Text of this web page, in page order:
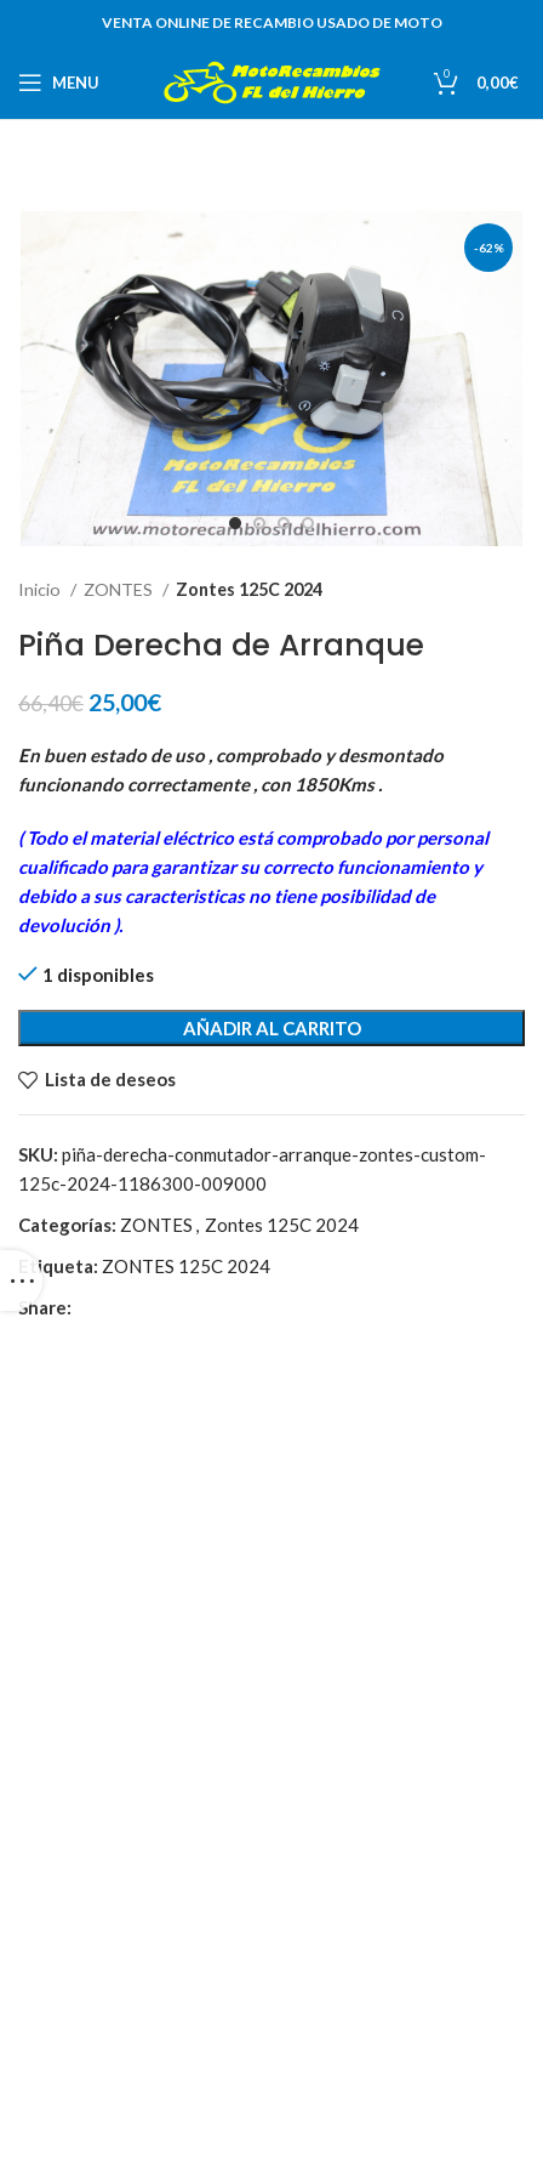
VENTA ONLINE DE RECAMBIO USADO DE MOTO
MENU 0 0,00€
-62%
Inicio ZONTES Zontes 125C 2024
Piña Derecha de Arranque
66,40€ El
original
era:
25,00€El
actual
es:
En buen estado de uso , comprobado y desmontado
funcionando correctamente , con 1850Kms .
( Todo el material eléctrico está comprobado por personal
cualificado para garantizar su correcto funcionamiento y
debido a sus caracteristicas no tiene posibilidad de
devolución ).
1 disponibles
AÑADIR AL CARRITO
Lista de deseos
SKU: piña-derecha-conmutador-arranque-zontes-custom-
125c-2024-1186300-009000
Categorías: ZONTES , Zontes 125C 2024
Etiqueta: ZONTES 125C 2024
Share: